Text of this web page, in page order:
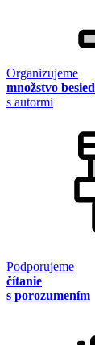
Organizujeme
množstvo besied
s autormi
Podporujeme
čítanie
s porozumením